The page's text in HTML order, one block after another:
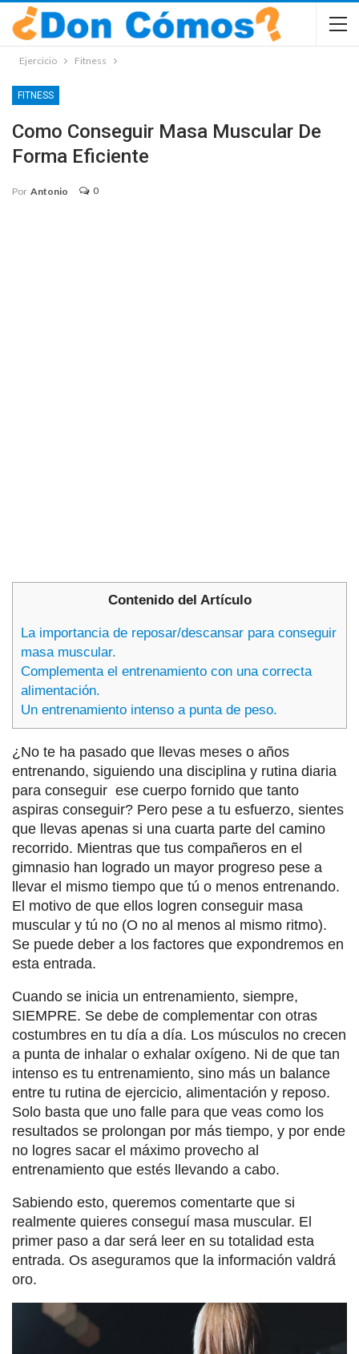
Ejercicio Fitness
FITNESS
Como Conseguir Masa Muscular De
Forma Eficiente
Por Antonio 0
Contenido del Artículo
La importancia de reposar/descansar para conseguir
masa muscular.
Complementa el entrenamiento con una correcta
alimentación.
Un entrenamiento intenso a punta de peso.
¿No te ha pasado que llevas meses o años
entrenando, siguiendo una disciplina y rutina diaria
para conseguir ese cuerpo fornido que tanto
aspiras conseguir? Pero pese a tu esfuerzo, sientes
que llevas apenas si una cuarta parte del camino
recorrido. Mientras que tus compañeros en el
gimnasio han logrado un mayor progreso pese a
llevar el mismo tiempo que tú o menos entrenando.
El motivo de que ellos logren conseguir masa
muscular y tú no (O no al menos al mismo ritmo).
Se puede deber a los factores que expondremos en
esta entrada.
Cuando se inicia un entrenamiento, siempre,
SIEMPRE. Se debe de complementar con otras
costumbres en tu día a día. Los músculos no crecen
a punta de inhalar o exhalar oxígeno. Ni de que tan
intenso es tu entrenamiento, sino más un balance
entre tu rutina de ejercicio, alimentación y reposo.
Solo basta que uno falle para que veas como los
resultados se prolongan por más tiempo, y por ende
no logres sacar el máximo provecho al
entrenamiento que estés llevando a cabo.
Sabiendo esto, queremos comentarte que si
realmente quieres conseguí masa muscular. El
primer paso a dar será leer en su totalidad esta
entrada. Os aseguramos que la información valdrá
oro.